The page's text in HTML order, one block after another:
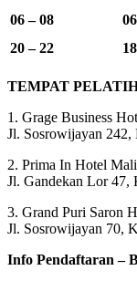
06 – 08
20 – 22
TEMPAT
1. Grage Business
Jl. Sosrowijayan 242,
2. Prima In Hotel
Jl. Gandekan Lor 47,
3. Grand Puri Saron
Jl. Sosrowijayan 70,
Info Pendaftaran –